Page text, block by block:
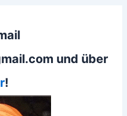
und über
!